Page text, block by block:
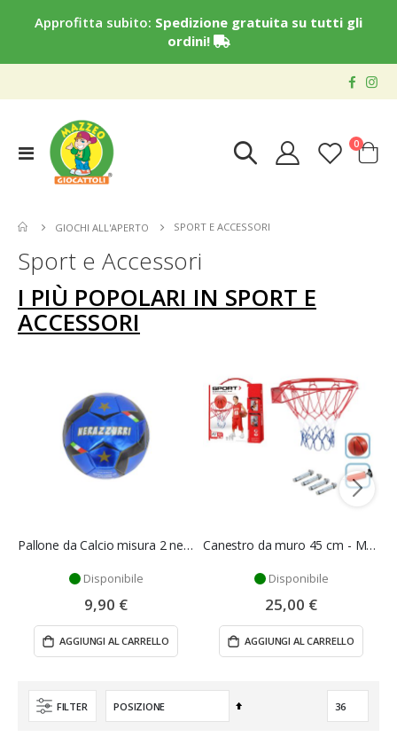
Approfitta subito: Spedizione gratuita su tutti gli
ordini!
Toggle
Nav
Cart
0elementi
GIOCHI ALL'APERTO SPORT E ACCESSORI
Sport e Accessori
I PIÙ POPOLARI IN SPORT E
ACCESSORI
Pallone da Calcio misura 2 nero/azzurro - Mazzeo Giocattoli
Disponibile
9,90 €
AGGIUNGI AL CARRELLO
Canestro da muro 45 cm - Mazzeo Giocattoli
Disponibile
25,00 €
AGGIUNGI AL CARRELLO
FILTER
Imposta